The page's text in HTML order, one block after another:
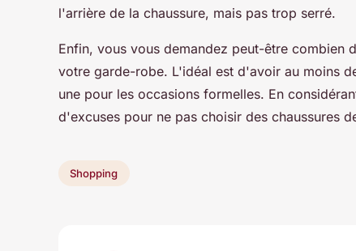
l'arrière de la chaussure, mais pas trop serré.
Enfin, vous vous demandez peut-être combien
votre garde-robe. L'idéal est d'avoir au moins
une pour les occasions formelles. En
d'excuses pour ne pas choisir des chaussures
Shopping